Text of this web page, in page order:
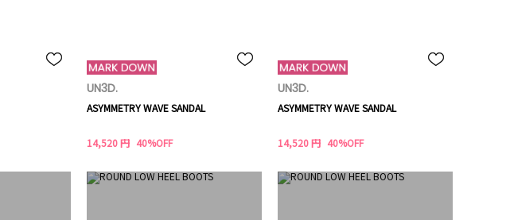
UN3D.
ASYMMETRY WAVE SANDAL
14,520 円 40%OFF
UN3D.
ASYMMETRY WAVE SANDAL
14,520 円 40%OFF